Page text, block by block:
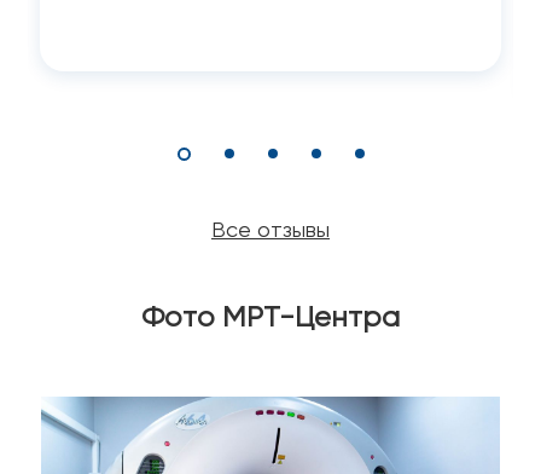
Все отзывы
Фото МРТ-Центра